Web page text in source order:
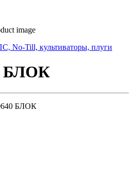
No-Till, культиваторы, плуги
БЛОК
БЛОК